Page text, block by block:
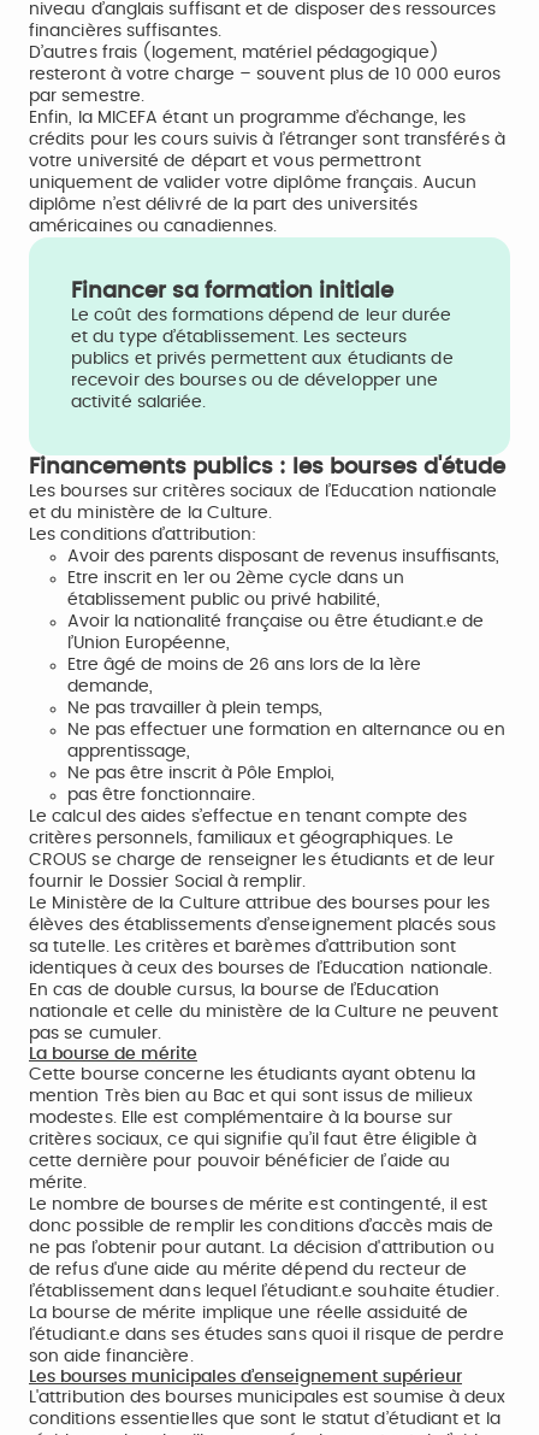
niveau d’anglais suffisant et de disposer des ressources
financières suffisantes.
D’autres frais (logement, matériel pédagogique)
resteront à votre charge – souvent plus de 10 000 euros
par semestre.
Enfin, la MICEFA étant un programme d’échange, les
crédits pour les cours suivis à l’étranger sont transférés à
votre université de départ et vous permettront
uniquement de valider votre diplôme français. Aucun
diplôme n’est délivré de la part des universités
américaines ou canadiennes.
Financer sa formation initiale
Le coût des formations dépend de leur durée
et du type d’établissement. Les secteurs
publics et privés permettent aux étudiants de
recevoir des bourses ou de développer une
activité salariée.
Financements publics : les bourses d'étude
Les bourses sur critères sociaux de l’Education nationale
et du ministère de la Culture.
Les conditions d’attribution:
Avoir des parents disposant de revenus insuffisants,
Etre inscrit en 1er ou 2ème cycle dans un
établissement public ou privé habilité,
Avoir la nationalité française ou être étudiant.e de
l’Union Européenne,
Etre âgé de moins de 26 ans lors de la 1ère
demande,
Ne pas travailler à plein temps,
Ne pas effectuer une formation en alternance ou en
apprentissage,
Ne pas être inscrit à Pôle Emploi,
pas être fonctionnaire.
Le calcul des aides s’effectue en tenant compte des
critères personnels, familiaux et géographiques. Le
CROUS se charge de renseigner les étudiants et de leur
fournir le Dossier Social à remplir.
Le Ministère de la Culture attribue des bourses pour les
élèves des établissements d’enseignement placés sous
sa tutelle. Les critères et barèmes d’attribution sont
identiques à ceux des bourses de l’Education nationale.
En cas de double cursus, la bourse de l’Education
nationale et celle du ministère de la Culture ne peuvent
pas se cumuler.
La bourse de mérite
Cette bourse concerne les étudiants ayant obtenu la
mention Très bien au Bac et qui sont issus de milieux
modestes. Elle est complémentaire à la bourse sur
critères sociaux, ce qui signifie qu’il faut être éligible à
cette dernière pour pouvoir bénéficier de l’aide au
mérite.
Le nombre de bourses de mérite est contingenté, il est
donc possible de remplir les conditions d’accès mais de
ne pas l’obtenir pour autant. La décision d'attribution ou
de refus d'une aide au mérite dépend du recteur de
l’établissement dans lequel l’étudiant.e souhaite étudier.
La bourse de mérite implique une réelle assiduité de
l’étudiant.e dans ses études sans quoi il risque de perdre
son aide financière.
Les bourses municipales d’enseignement supérieur
L'attribution des bourses municipales est soumise à deux
conditions essentielles que sont le statut d’étudiant et la